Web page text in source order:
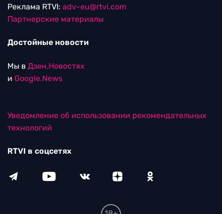
Реклама RTVI: adv-eu@rtvi.com
Партнерские материалы
Достойные новости
Мы в Дзен.Новостях
и Google.News
Уведомление об использовании рекомендательных
технологий
RTVI в соцсетях